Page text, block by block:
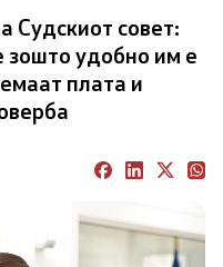
секретаријат
Судскиот совет:
зошто удобно им е
плата и